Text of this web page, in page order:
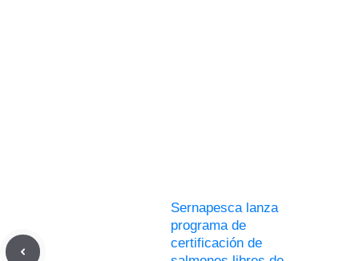
Sernapesca lanza
programa de
certificación de